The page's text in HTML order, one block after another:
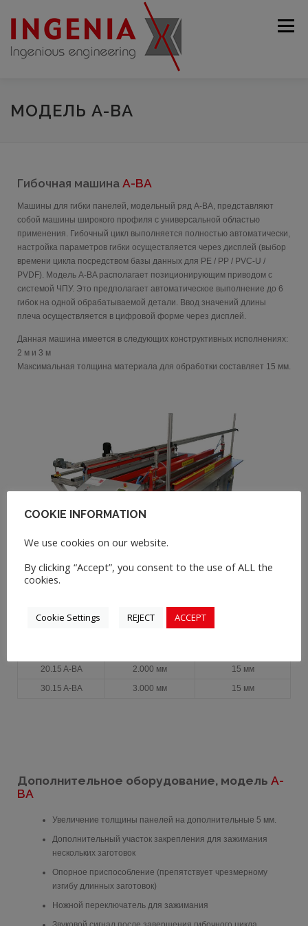
Меню
ВЕБСА́ЙТ ПРЕДПРИЯТИЕ
РУССКИЙ
Deutsch
English
Français
Español
Polski
МОДЕЛЬ A-BA
Гибочная машина A-BA
Машины для гибки панелей, модельный ряд A-BA, представляют
собой машины широкого профиля с универсальной областью
применения. Гибочный цикл выполняется полностью автоматически,
настройка параметров гибки осуществляется через дисплей (выбор
времени цикла посредством базы данных для PE / PP / PVC-U /
PVDF). Модель A-BA располагает позиционирующим приводом с
системой ЧПУ. Это предполагает автоматическое выполнение до 6
гибок на одной обрабатываемой детали. Ввод значений длины
плеча осуществляется в цифровой форме через дисплей.
Данная машина имеется в следующих конструктивных исполнениях:
2 м и 3 м
Максимальная толщина материала для обработки составляет 15 мм.
20.15 A-BA
2.000 мм
15 мм
30.15 A-BA
3.000 мм 15 мм
Дополнительное оборудование, модель A-
BA
Увеличение толщины панелей на дополнительные 5 мм.
Дополнительный участок закрепления для зажимания
нескольких заготовок
Опорное приспособление (препятствует чрезмерному
изгибу длинных заготовок)
Ножной переключатель для зажимания
COOKIE INFORMATION
We use cookies on our website.
By clicking “Accept”, you consent to the use of ALL the
cookies.
Cookie Settings REJECT ACCEPT